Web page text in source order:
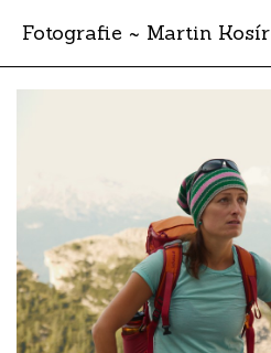
Fotografie ~ Martin Kosír
Moje obľúbené
Archív
Vyhľadávanie